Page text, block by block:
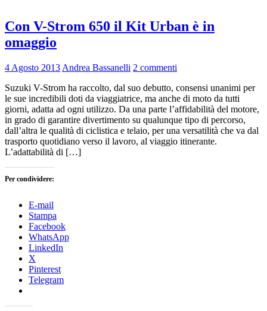
Con V-Strom 650 il Kit Urban è in
omaggio
4 Agosto 2013 Andrea Bassanelli 2 commenti
Suzuki V-Strom ha raccolto, dal suo debutto, consensi unanimi per
le sue incredibili doti da viaggiatrice, ma anche di moto da tutti
giorni, adatta ad ogni utilizzo. Da una parte l’affidabilità del motore,
in grado di garantire divertimento su qualunque tipo di percorso,
dall’altra le qualità di ciclistica e telaio, per una versatilità che va dal
trasporto quotidiano verso il lavoro, al viaggio itinerante.
L’adattabilità di […]
Per condividere:
E-mail
Stampa
Facebook
WhatsApp
LinkedIn
X
Pinterest
Telegram